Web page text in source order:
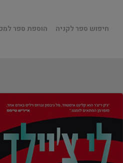
חיפוש ספר לקניה הוספת ספר